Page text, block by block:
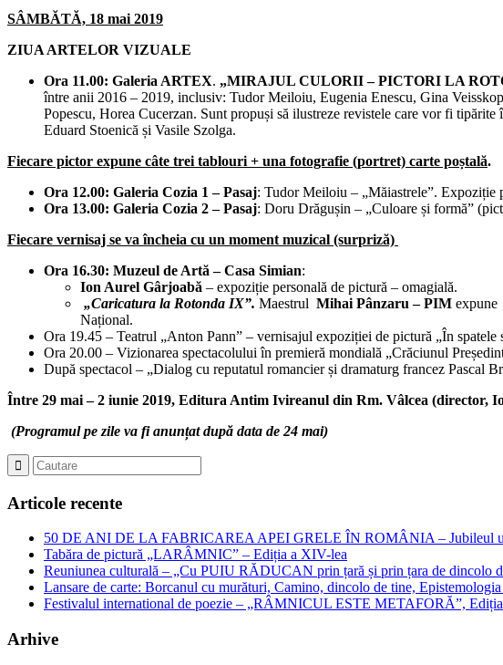
SÂMBĂTĂ, 18 mai 2019
ZIUA ARTELOR VIZUALE
Ora 11.00: Galeria ARTEX. „MIRAJUL CULORII – PICTORI LA
între anii 2016 – 2019, inclusiv: Tudor Meiloiu, Eugenia Enescu, Gina
Popescu, Horea Cucerzan. Sunt propuși să ilustreze revistele care vor fi
Eduard Stoenică și Vasile Szolga.
Fiecare pictor expune câte trei tablouri + una fotografie (portret) carte poștală.
Ora 12.00: Galeria Cozia 1 – Pasaj: Tudor Meiloiu – „Măiastrele”. Expoziție
Ora 13.00: Galeria Cozia 2 – Pasaj: Doru Drăgușin – „Culoare și formă”
Fiecare vernisaj se va încheia cu un moment muzical (surpriză)
Ora 16.30: Muzeul de Artă – Casa Simian:
Ion Aurel Gârjoabă – expoziție personală de pictură – omagială.
„Caricatura la Rotonda IX”. Maestrul Mihai Pânzaru – PIM expune
Național.
Ora 19.45 – Teatrul „Anton Pann” – vernisajul expoziției de pictură „În
Ora 20.00 – Vizionarea spectacolului în premieră mondială „Crăciunul
După spectacol – „Dialog cu reputatul romancier și dramaturg francez Pascal
Între 29 mai – 2 iunie 2019, Editura Antim Ivireanul din Rm. Vâlcea (director,
(Programul pe zile va fi anunțat după data de 24 mai)
Articole recente
50 DE ANI DE LA FABRICAREA APEI GRELE ÎN ROMÂNIA – Jubileul
Tabăra de pictură „LARÂMNIC” – Ediția a XIV-lea
Reuniunea culturală – „Cu PUIU RĂDUCAN prin țară și prin țara de dincolo
Lansare de carte: Borcanul cu murături, Camino, dincolo de tine,
Festivalul international de poezie – „RÂMNICUL ESTE METAFORĂ”,
Arhive